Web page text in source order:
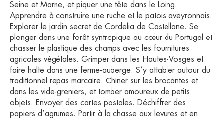
Seine et Marne, et piquer une tête dans le Loing.
Apprendre à construire une ruche et le patois aveyronnais.
Explorer le jardin secret de Cordelia de Castellane. Se
plonger dans une forêt syntropique au cœur du Portugal et
chasser le plastique des champs avec les fournitures
agricoles végétales. Grimper dans les Hautes-Vosges et
faire halte dans une ferme-auberge. S’y attabler autour du
traditionnel repas marcaire. Chiner sur les brocantes et
dans les vide-greniers, et tomber amoureux de petits
objets. Envoyer des cartes postales. Déchiffrer des
papiers d’agrumes. Partir à la chasse aux levures et en